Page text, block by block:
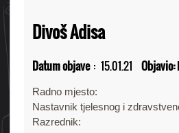
Divoš Adisa
Datum objave : 15.01.21 Objavio:
Radno mjesto:
Nastavnik tjelesnog i
Razrednik: